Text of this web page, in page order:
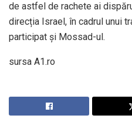
de astfel de rachete ai
direcția Israel, în cadrul unui
participat și Mossad-ul.
sursa A1.ro